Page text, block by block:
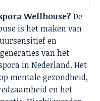
Wellhouse? De
is het maken van
en
van het
in Nederland. Het
mentale gezondheid,
en het